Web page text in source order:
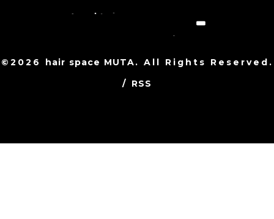
©2026 hair space MUTA. All Rights Reserved.
/ RSS